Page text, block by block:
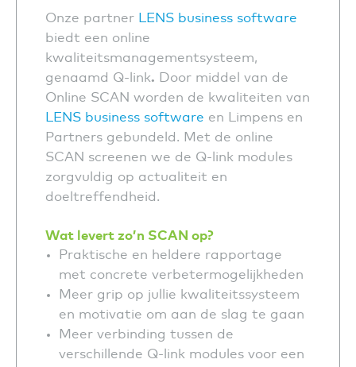
Onze partner LENS business software
biedt een online
kwaliteitsmanagementsysteem,
genaamd Q-link. Door middel van de
Online SCAN worden de kwaliteiten van
LENS business software en Limpens en
Partners gebundeld. Met de online
SCAN screenen we de Q-link modules
zorgvuldig op actualiteit en
doeltreffendheid.
Wat levert zo’n SCAN op?
Praktische en heldere rapportage
met concrete verbetermogelijkheden
Meer grip op jullie kwaliteitssysteem
en motivatie om aan de slag te gaan
Meer verbinding tussen de
verschillende Q-link modules voor een